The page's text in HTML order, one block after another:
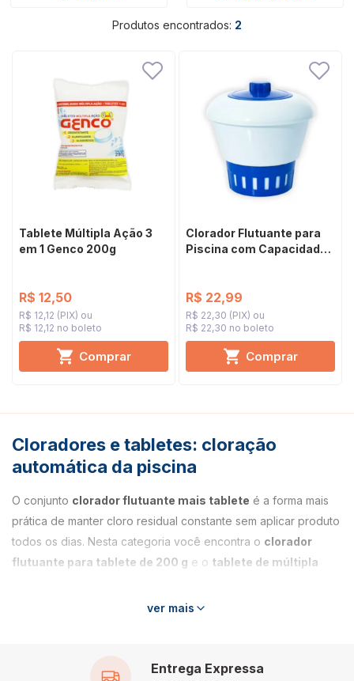
Produtos encontrados: 2
Tablete Múltipla Ação 3
em 1 Genco 200g
R$ 12,50
R$ 12,12 (PIX)
R$ 12,12 no boleto
Comprar
Clorador Flutuante para
Piscina com Capacidade
R$ 22,99
R$ 22,30 (PIX)
R$ 22,30 no boleto
Comprar
Cloradores e tabletes: cloração
automática da piscina
O conjunto clorador flutuante mais tablete é a forma mais
prática de manter cloro residual constante sem aplicar produto
todos os dias. Nesta categoria você encontra o clorador
flutuante para tablete de 200 g e o tablete de múltipla
piscina. A dissolução acontece de forma lenta e contínua
ver mais
Entrega Expressa